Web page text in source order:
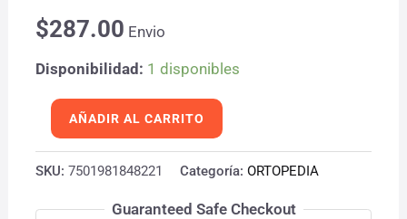
$287.00 Envio
Disponibilidad: 1 disponibles
cantidad
AÑADIR AL CARRITO
SKU:7501981848221 Categoría:ORTOPEDIA
Guaranteed Safe Checkout